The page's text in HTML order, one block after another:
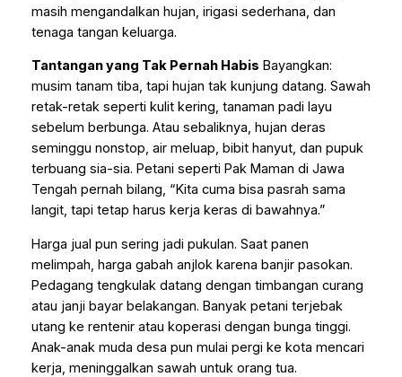
masih mengandalkan hujan, irigasi sederhana, dan
tenaga tangan keluarga.
Tantangan yang Tak Pernah Habis Bayangkan:
musim tanam tiba, tapi hujan tak kunjung datang. Sawah
retak-retak seperti kulit kering, tanaman padi layu
sebelum berbunga. Atau sebaliknya, hujan deras
seminggu nonstop, air meluap, bibit hanyut, dan pupuk
terbuang sia-sia. Petani seperti Pak Maman di Jawa
Tengah pernah bilang, “Kita cuma bisa pasrah sama
langit, tapi tetap harus kerja keras di bawahnya.”
Harga jual pun sering jadi pukulan. Saat panen
melimpah, harga gabah anjlok karena banjir pasokan.
Pedagang tengkulak datang dengan timbangan curang
atau janji bayar belakangan. Banyak petani terjebak
utang ke rentenir atau koperasi dengan bunga tinggi.
Anak-anak muda desa pun mulai pergi ke kota mencari
kerja, meninggalkan sawah untuk orang tua.